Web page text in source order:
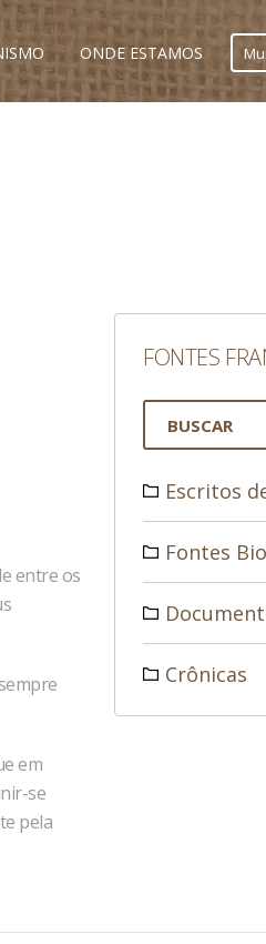
ONDE ESTAMOS
entre os
em
se
pela
FONTES
Escritos
Fontes
Crônicas